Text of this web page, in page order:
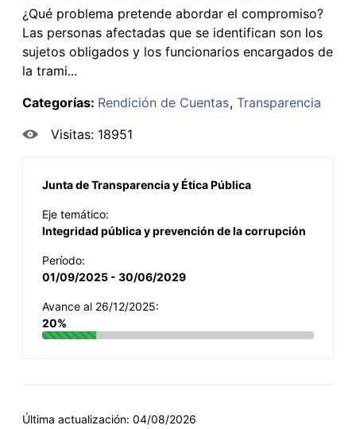
¿Qué problema pretende abordar el compromiso?
Las personas afectadas que se identifican son los
sujetos obligados y los funcionarios encargados de
la trami...
Categorías: Rendición de Cuentas Transparencia
Visitas: 18951
Junta de Transparencia y Ética Pública
Eje temático:
Integridad pública y prevención de la corrupción
Período:
01/09/2025 - 30/06/2029
Avance al 26/12/2025:
20%
Última actualización: 04/08/2026